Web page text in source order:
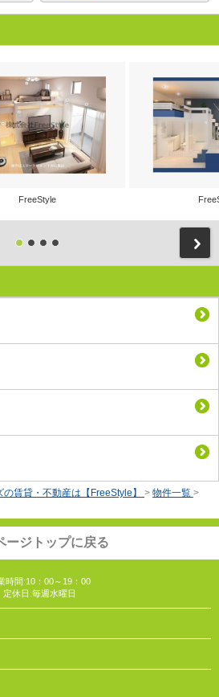
FreeStyle
賃貸・不動産は【FreeStyle】 > 物件一覧 >
ージトップに戻る
時間:10：00～19：00
定休日:毎週水曜日